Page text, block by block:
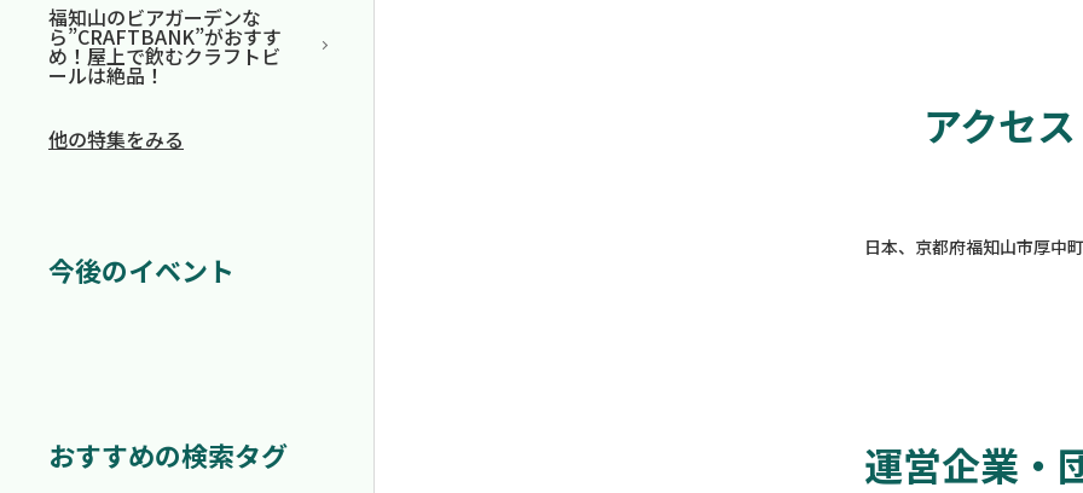
アクセス
日本、京都府福知山市厚中
運営企業・
福知山のビアガーデンな
ら”CRAFTBANK”がおすす
め！屋上で飲むクラフトビ
ールは絶品！
他の特集をみる
今後のイベント
おすすめの検索タグ